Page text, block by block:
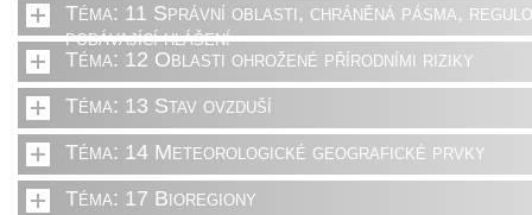
Téma: 11 Správní oblasti, chráněná pásma,
podávající hlášení
Téma: 12 Oblasti ohrožené přírodními riziky
Téma: 13 Stav ovzduší
Téma: 14 Meteorologické geografické prvky
Téma: 17 Bioregiony